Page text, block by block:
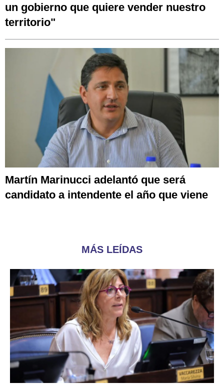
un gobierno que quiere vender nuestro
territorio"
Martín Marinucci adelantó que será
candidato a intendente el año que viene
MÁS LEÍDAS